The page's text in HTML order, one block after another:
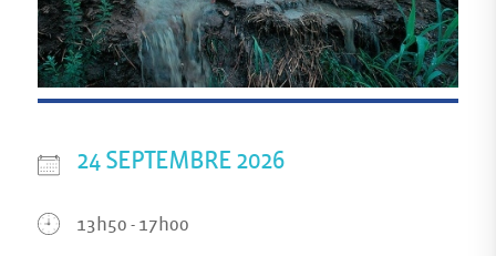
24 SEPTEMBRE 2026
13h50 - 17h00